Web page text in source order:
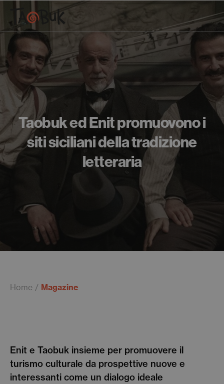
Taobuk ed Enit promuovono i
siti siciliani della tradizione
letteraria
Home Magazine
Enit e Taobuk insieme per promuovere il
turismo culturale da prospettive nuove e
interessanti come un dialogo ideale